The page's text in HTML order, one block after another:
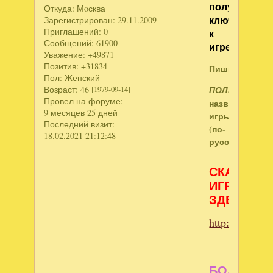
Откуда: Мoсква
Зарегистрирован: 29.11.2009
Приглашений: 0
Сообщений: 61900
Уважение: +49871
Позитив: +31834
Пол: Женский
Возраст: 46 [1979-09-14]
Провел на форуме:
9 месяцев 25 дней
Последний визит:
18.02.2021 21:12:48
получить
ключ
к
игре:
Пишите:
ПОЛНОЕ
название
игры
(по-
русски).
ИГРЫ
ЗДЕСЬ:
http://